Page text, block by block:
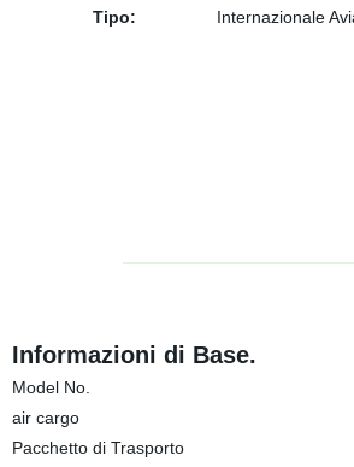
Tipo:
Internazionale
Informazioni di Base.
Model No.
air cargo
Pacchetto di Trasporto